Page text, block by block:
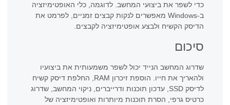
כדי לשפר את ביצועי המחשב. לדוגמה, כלי האופטימיזציה
ב-Windows מאפשרים לנקות קבצים זמניים, לפרמט את
הדיסק הקשיח ולבצע אופטימיזציה לקבצים.
סיכום
שדרוג המחשב הנייד יכול לשפר משמעותית את ביצועיו
ולהאריך את חייו. הוספת זיכרון RAM, החלפת דיסק קשיח
לדיסק SSD, עדכון תוכנות ודרייברים, ניקוי המחשב, שדרוג
כרטיס גרפי, הסרת תוכנות מיותרות ואופטימיזציה של